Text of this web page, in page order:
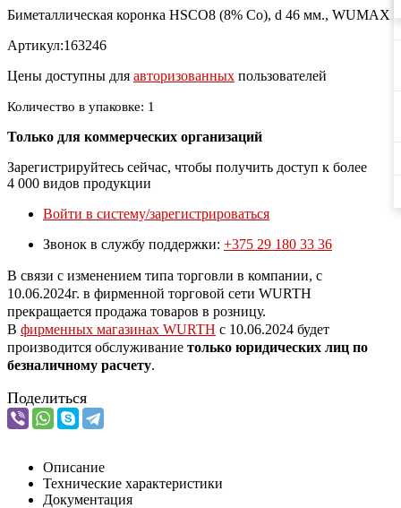
Биметаллическая коронка HSCO8 (8% Co), d 46 мм., WUMAX
Артикул:163246
Цены доступны для авторизованных пользователей
Количество в упаковке: 1
Только для коммерческих организаций
Зарегистрируйтесь сейчас, чтобы получить доступ к более
4 000 видов продукции
Войти в систему/зарегистрироваться
Звонок в службу поддержки: +375 29 180 33 36
В связи с изменением типа торговли в компании, с
10.06.2024г. в фирменной торговой сети WURTH
прекращается продажа товаров в розницу.
В фирменных магазинах WURTH c 10.06.2024 будет
производится обслуживание только юридических лиц по
безналичному расчету.
Поделиться
Описание
Технические характеристики
Документация